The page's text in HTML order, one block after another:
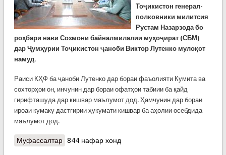
Тоҷикистон генерал-
полковники милитсия
Рустам Назарзода бо
роҳбари нави Созмони байналмилалии муҳоҷират (СБМ)
дар Ҷумҳурии Тоҷикистон ҷаноби Виктор Лутенко мулоқот
намуд.
Раиси КҲФ ба ҷаноби Лутенко дар бораи фаъолияти Кумита ва
сохторҳои он, инчунин дар бораи офатҳои табиии ба қайд
гирифташуда дар кишвар маълумот дод. Ҳамчунин дар бораи
ироаи кумаку дастгирии ҳукумати кишвар ба аҳолии осебдида
маълумот дод.
Муфассалтаро Мулоқоти генерал Рустам Назарзода бо
844 нафар хонд